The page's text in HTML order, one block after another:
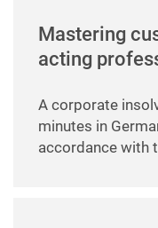
Mastering
acting
A corporate
minutes in
accordance with